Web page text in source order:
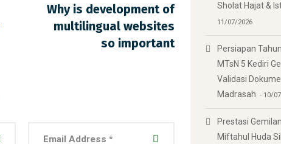
Why is development of
multilingual websites
so important
Sholat Hajat &
11/07/2026
Persiapan
MTsN 5 Kediri
Validasi
Madrasah
10/
Prestasi
Miftahul Huda